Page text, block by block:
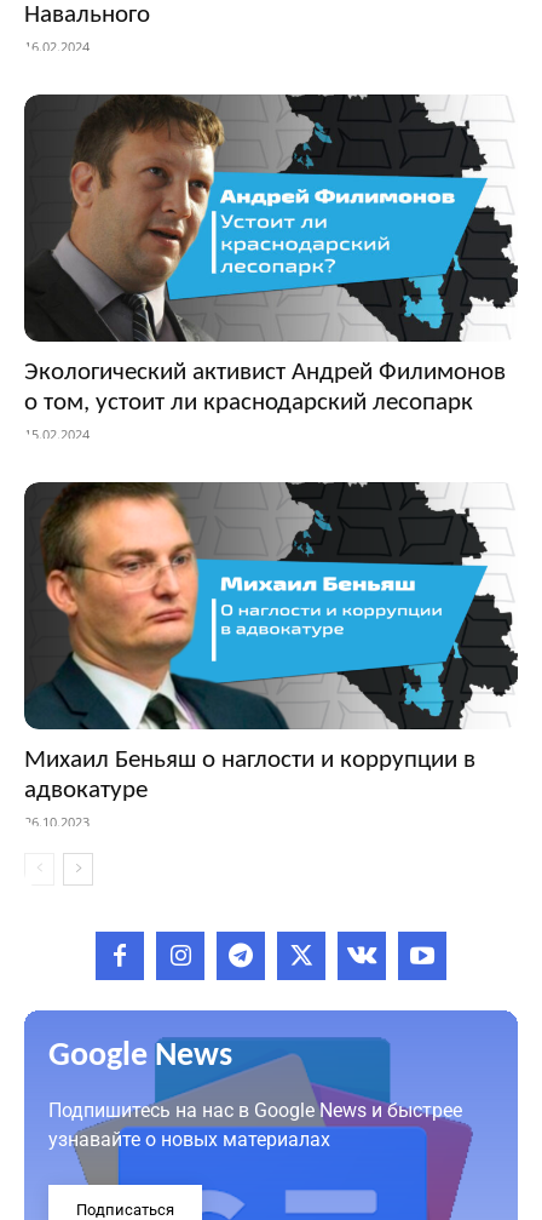
Навального
16.02.2024
Экологический активист Андрей Филимонов
о том, устоит ли краснодарский лесопарк
15.02.2024
Михаил Беньяш о наглости и коррупции в
адвокатуре
26.10.2023
Google News
Подпишитесь на нас в Google News и быстрее
узнавайте о новых материалах
Подписаться